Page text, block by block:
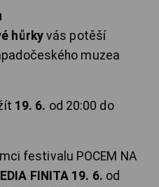
hůrkyvás potěší
muzea
19. 6. od 20:00 do
festivalu POCEM NA
FINITA 19. 6. od